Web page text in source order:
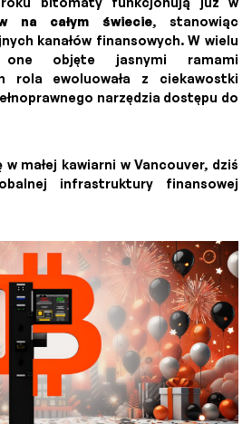
na całym świecie, stanowiąc
kanałów finansowych. W wielu
one objęte jasnymi ramami
rola ewoluowała z ciekawostki
narzędzia dostępu do
małej kawiarni w Vancouver, dziś
infrastruktury finansowej